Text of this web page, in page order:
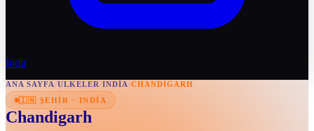
İndir
ANA SAYFA/ULKELER/INDIA/CHANDIGARH
🇮🇳 ŞEHIR · INDIA
Chandigarh